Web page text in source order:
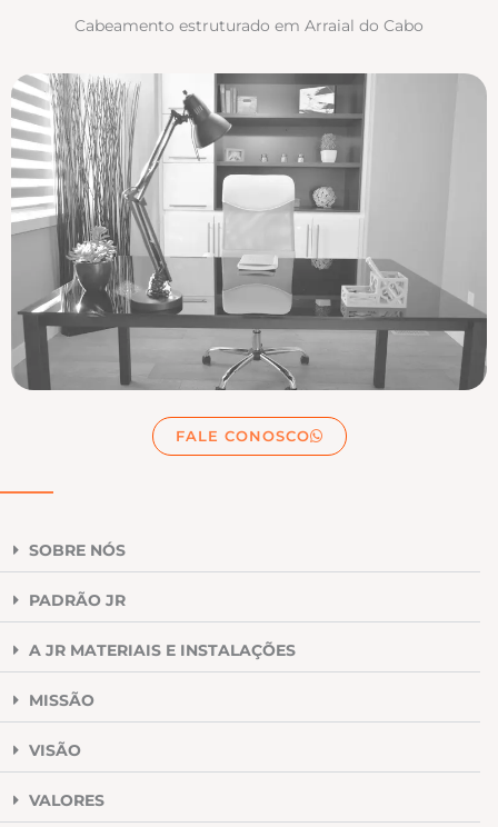
Cabeamento estruturado em Arraial do Cabo
FALE CONOSCO
SOBRE NÓS
PADRÃO JR
A JR MATERIAIS E INSTALAÇÕES
MISSÃO
VISÃO
VALORES